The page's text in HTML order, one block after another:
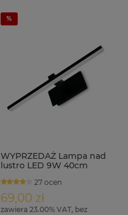
WYPRZEDAŻ Lampa nad
lustro LED 9W 40cm
27 ocen
69,00 zł
zawiera 23.00% VAT, bez